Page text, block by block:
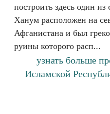
построить здесь один
Ханум расположен на
Афганистана и был
руины которого расп...
узнать больше
Исламской